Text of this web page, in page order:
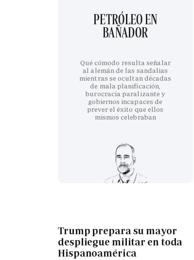
PETRÓLEO EN
BAÑADOR
Qué cómodo resulta señalar
al alemán de las sandalias
mientras se ocultan décadas
de mala planificación,
burocracia paralizante y
gobiernos incapaces de
prever el éxito que ellos
mismos celebraban
Trump prepara su mayor
despliegue militar en toda
Hispanoamérica